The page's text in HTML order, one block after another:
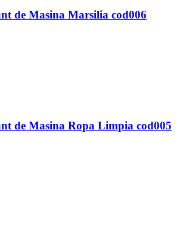
de Masina Marsilia cod006
de Masina Ropa Limpia cod005